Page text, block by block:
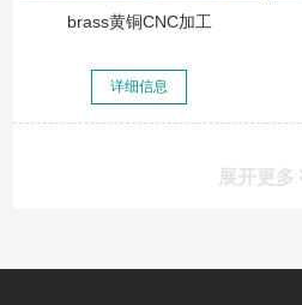
brass黄铜CNC加工
详细信息
展开更多